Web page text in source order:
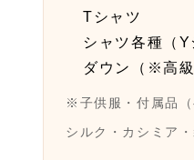
Tシャツ
シャツ各種（
ダウン（※高級
※子供服・付属品
シルク・カシミア